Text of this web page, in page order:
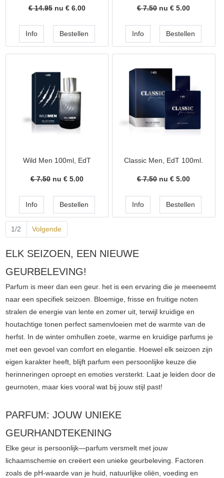
€ 14.95nu € 6.00 € 7.50nu €5.00
Wild Men 100ml, EdT
€ 7.50nu € 5.00
Classic Men, EdT 100ml.
€ 7.50nu €5.00
1/2 Volgende
ELK SEIZOEN, EEN NIEUWE
GEURBELEVING!
Parfum is meer dan een geur. het is een ervaring die je meeneemt
naar een specifiek seizoen. Bloemige, frisse en fruitige noten
stralen de energie van lente en zomer uit, terwijl kruidige en
houtachtige tonen perfect samenvloeien met de warmte van de
herfst. In de winter omhullen zoete, warme en kruidige parfums je
met een gevoel van comfort en elegantie. Hoewel elk seizoen zijn
eigen karakter heeft, blijft parfum een persoonlijke keuze die
herinneringen oproept en emoties versterkt. Laat je leiden door de
geurnoten, maar kies vooral wat bij jouw stijl past!
PARFUM: JOUW UNIEKE
GEURHANDTEKENING
Elke geur is persoonlijk—parfum versmelt met jouw
lichaamschemie en creëert een unieke geurbeleving. Factoren
zoals de pH-waarde van je huid, natuurlijke oliën, voeding en